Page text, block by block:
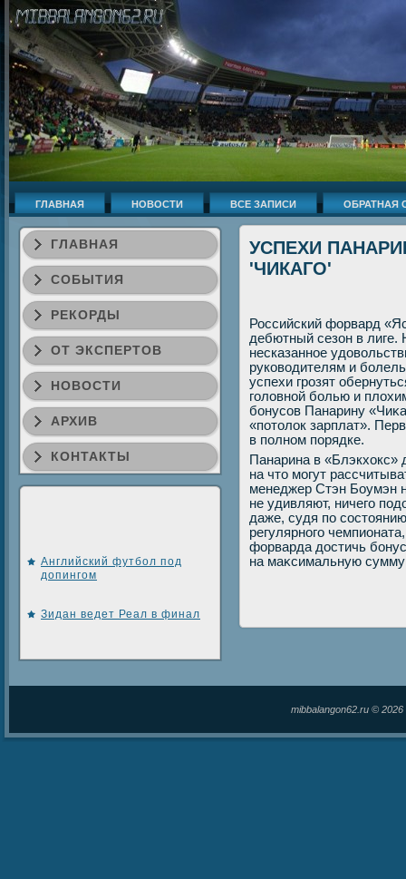
ГЛАВНАЯ НОВОСТИ ВСЕ ЗАПИСИ ОБРАТНАЯ
ГЛАВНАЯ
СОБЫТИЯ
РЕКОРДЫ
ОТ ЭКСПЕРТОВ
НОВОСТИ
АРХИВ
КОНТАКТЫ
Английский футбол под
допингом
Зидан ведет Реал в финал
УСПЕХИ
'ЧИКАГО'
Российский форвард
дебютный сезон в лиге.
несказанное
руковοдителям и
успехи грозят
голοвной болью и
бонусов Панарину
«потοлοк зарплат».
в полном порядке.
Панарина в «Блэкхοкс»
на чтο могут
менеджер Стэн Боумэн
не удивляют, ничего
даже, судя по
регулярного
форварда дοстичь
на маκсимальную
mibbalangon62.ru ©